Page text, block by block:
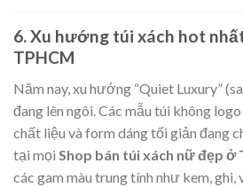
6. Xu hướng túi xách hot
TPHCM
Năm nay, xu hướng “Quiet Luxury”
đang lên ngôi. Các mẫu túi không
chất liệu và form dáng tối giản đang
tại mọi Shop bán túi xách nữ đẹp ở
các gam màu trung tính như kem, ghi,